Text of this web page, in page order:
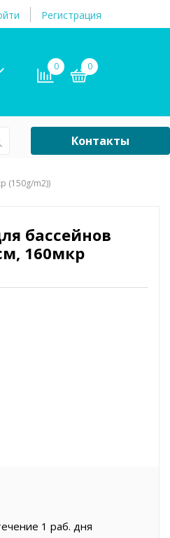
Регистрация
0 0
Бассейны
Контакты
(150g/m2))
бассейнов
160мкр
1 раб. дня